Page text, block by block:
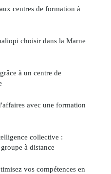
centres de formation à
choisir dans la Marne
à un centre de
avec une formation
collective :
à distance
vos compétences en